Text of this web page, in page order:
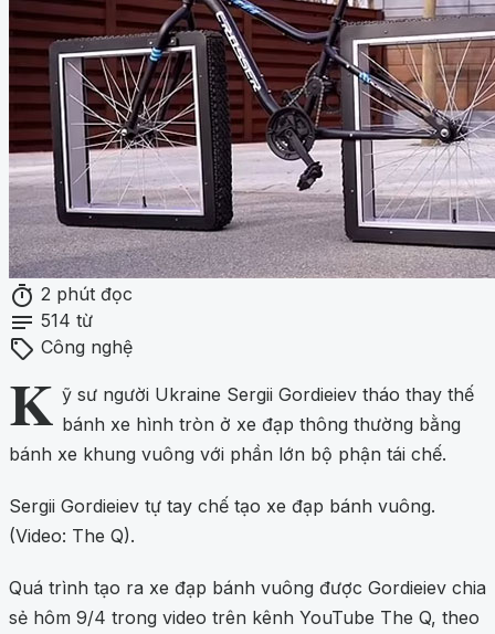
timer 2 phút đọc
notes 514 từ
sell Công nghệ
K ỹ sư người Ukraine Sergii Gordieiev tháo thay thế
bánh xe hình tròn ở xe đạp thông thường bằng
bánh xe khung vuông với phần lớn bộ phận tái chế.
Sergii Gordieiev tự tay chế tạo xe đạp bánh vuông.
(Video: The Q).
Quá trình tạo ra xe đạp bánh vuông được Gordieiev chia
sẻ hôm 9/4 trong video trên kênh YouTube The Q, theo